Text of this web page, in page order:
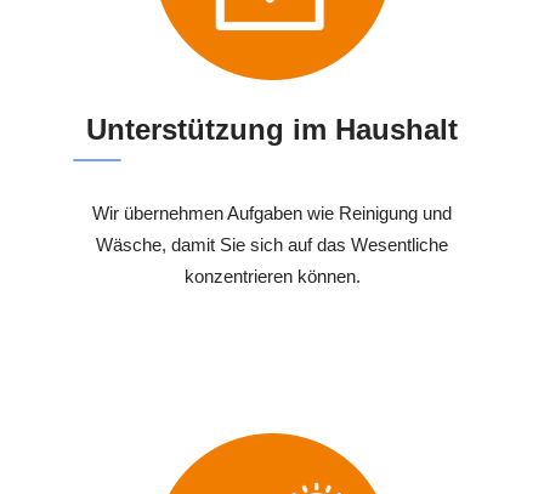
Unterstützung im Haushalt
Wir übernehmen Aufgaben wie Reinigung und
Wäsche, damit Sie sich auf das Wesentliche
konzentrieren können.